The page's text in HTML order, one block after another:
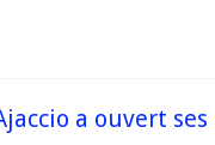
a ouvert ses